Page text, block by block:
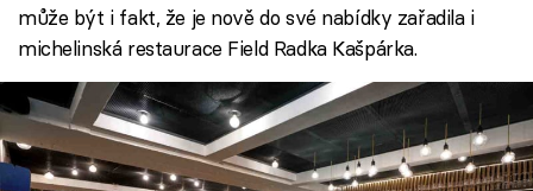
může být i fakt, že je nově do své nabídky zařadila i
michelinská restaurace Field Radka Kašpárka.